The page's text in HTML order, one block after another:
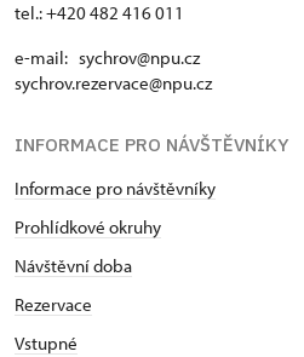
tel.: +420 482 416 011
e-mail: sychrov@npu.cz
sychrov.rezervace@npu.cz
INFORMACE PRO NÁVŠTĚVNÍKY
Informace pro návštěvníky
Prohlídkové okruhy
Návštěvní doba
Rezervace
Vstupné